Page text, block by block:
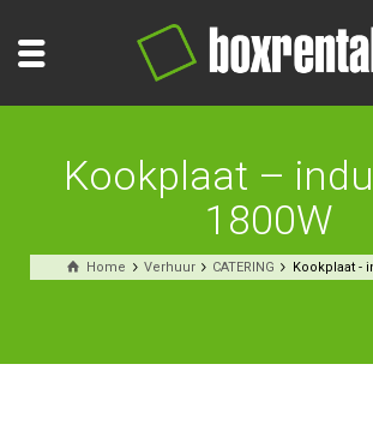
Kookplaat –
1800W
Home Verhuur CATERING Kookplaat -